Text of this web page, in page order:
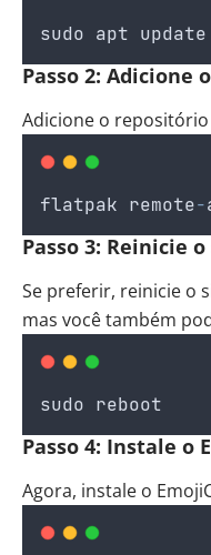
sudo apt update
Passo 2: Adicione
Adicione o
flatpak remote-
Passo 3: Reinicie
Se preferir, reinicie o
mas você também
sudo reboot
Passo 4: Instale o
Agora, instale o